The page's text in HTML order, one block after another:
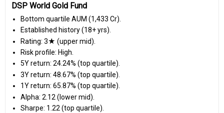
DSP World Gold Fund
Bottom quartile AUM (₹1,433 Cr).
Established history (18+ yrs).
Rating: 3★ (upper mid).
Risk profile: High.
5Y return: 24.24% (top quartile).
3Y return: 48.67% (top quartile).
1Y return: 65.87% (top quartile).
Alpha: 2.12 (lower mid).
Sharpe: 1.22 (top quartile).